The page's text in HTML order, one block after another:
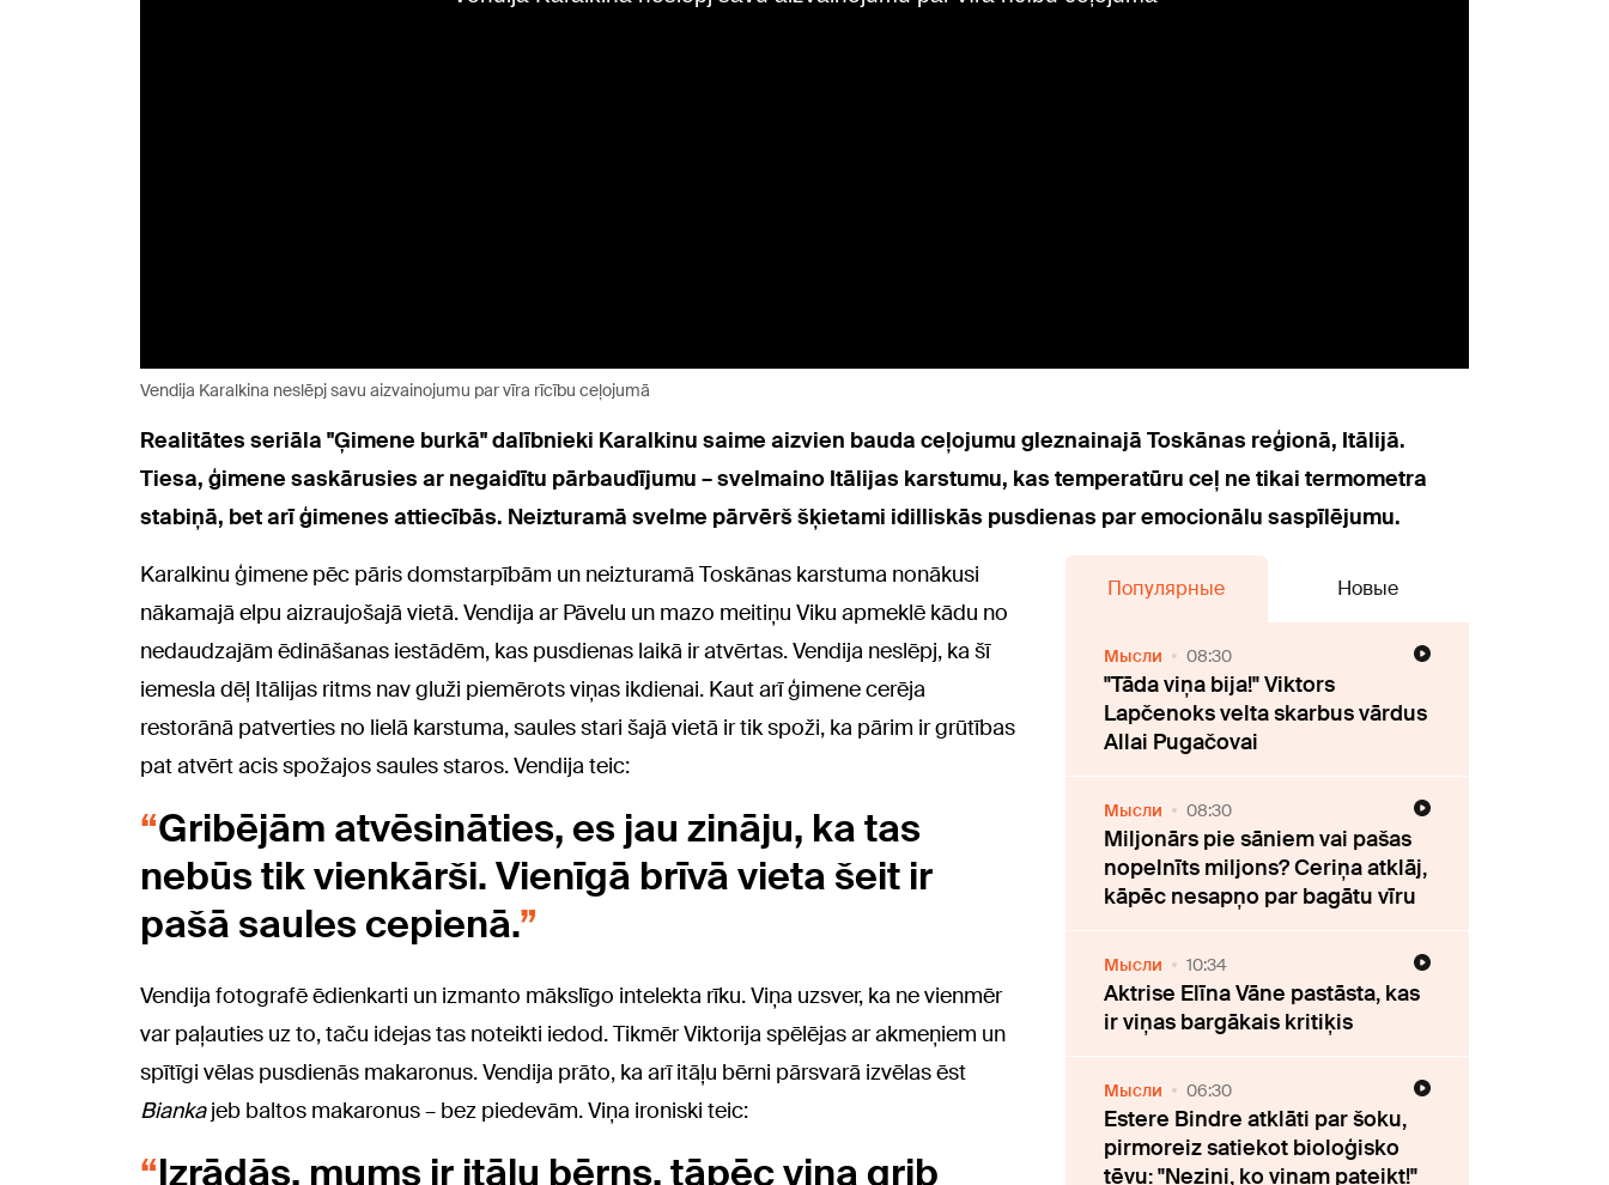
Vendija Karalkina neslēpj savu aizvainojumu par vīra rīcību ceļojumā
Realitātes seriāla "Ģimene burkā" dalībnieki Karalkinu saime aizvien bauda ceļojumu gleznainajā Toskānas reģionā, Itālijā.
Tiesa, ģimene saskārusies ar negaidītu pārbaudījumu – svelmaino Itālijas karstumu, kas temperatūru ceļ ne tikai termometra
stabiņā, bet arī ģimenes attiecībās. Neizturamā svelme pārvērš šķietami idilliskās pusdienas par emocionālu saspīlējumu.
Karalkinu ģimene pēc pāris domstarpībām un neizturamā Toskānas karstuma nonākusi
nākamajā elpu aizraujošajā vietā. Vendija ar Pāvelu un mazo meitiņu Viku apmeklē kādu no
nedaudzajām ēdināšanas iestādēm, kas pusdienas laikā ir atvērtas. Vendija neslēpj, ka šī
iemesla dēļ Itālijas ritms nav gluži piemērots viņas ikdienai. Kaut arī ģimene cerēja
restorānā patverties no lielā karstuma, saules stari šajā vietā ir tik spoži, ka pārim ir grūtības
pat atvērt acis spožajos saules staros. Vendija teic:
Gribējām atvēsināties, es jau zināju, ka tas
nebūs tik vienkārši. Vienīgā brīvā vieta šeit ir
pašā saules cepienā.
Vendija fotografē ēdienkarti un izmanto mākslīgo intelekta rīku. Viņa uzsver, ka ne vienmēr
var paļauties uz to, taču idejas tas noteikti iedod. Tikmēr Viktorija spēlējas ar akmeņiem un
spītīgi vēlas pusdienās makaronus. Vendija prāto, ka arī itāļu bērni pārsvarā izvēlas ēst
Biankajeb baltos makaronus – bez piedevām. Viņa ironiski teic:
Izrādās, mums ir itāļu bērns, tāpēc viņa grib
Популярные Новые
Мысли 08:30
"Tāda viņa bija!" Viktors
Lapčenoks velta skarbus vārdus
Allai Pugačovai
Мысли 08:30
Miljonārs pie sāniem vai pašas
nopelnīts miljons? Ceriņa atklāj,
kāpēc nesapņo par bagātu vīru
Мысли 10:34
Aktrise Elīna Vāne pastāsta, kas
ir viņas bargākais kritiķis
Мысли 06:30
Estere Bindre atklāti par šoku,
pirmoreiz satiekot bioloģisko
tēvu: "Nezini, ko viņam pateikt!"